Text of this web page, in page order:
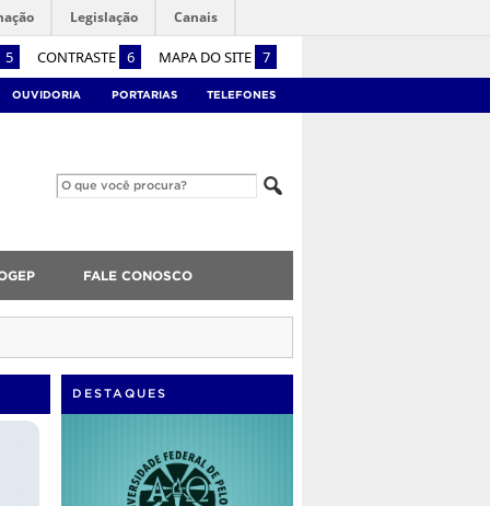
5 CONTRASTE 6 MAPA DO SITE 7
Legislação Canais
OUVIDORIA PORTARIAS TELEFONES
FALE CONOSCO
DESTAQUES